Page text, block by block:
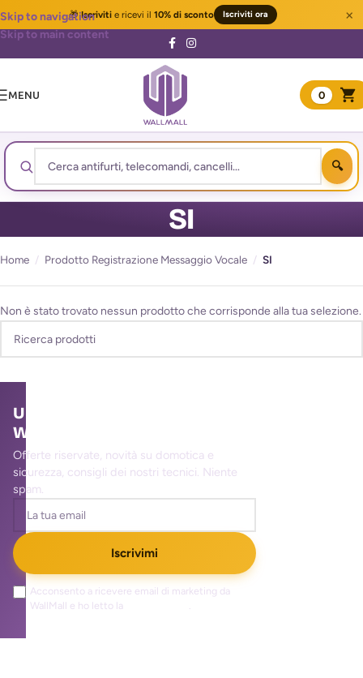
🎁Iscrivitie ricevi il 10% di sconto Iscriviti ora ×
Skip to navigation
Skip to main content
MENU 0
SI
Home / Prodotto Registrazione Messaggio Vocale / SI
Non è stato trovato nessun prodotto che corrisponde alla tua selezione.
Unisciti alla community
WallMall
Offerte riservate, novità su domotica e
sicurezza, consigli dei nostri tecnici. Niente
spam.
Iscrivimi
Acconsento a ricevere email di marketing da
WallMall e ho letto la
.